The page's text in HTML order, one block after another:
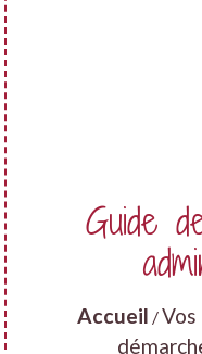
Guide
Accueil /Vos